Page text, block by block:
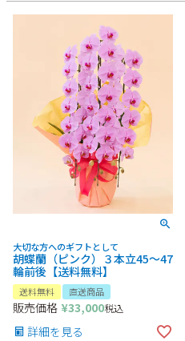
大切な方へのギフトとして
胡蝶蘭（ピンク）３本立45～47
輪前後【送料無料】
送料無料 直送商品
販売価格 ¥33,000税込
詳細を見る